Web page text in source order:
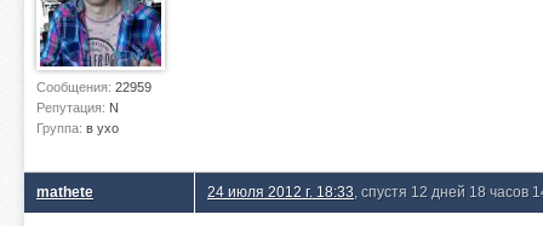
Сообщения: 22959
Репутация: N
Группа: в ухо
mathete 24 июля 2012 г. 18:33 , спустя 12 дней 18 часов